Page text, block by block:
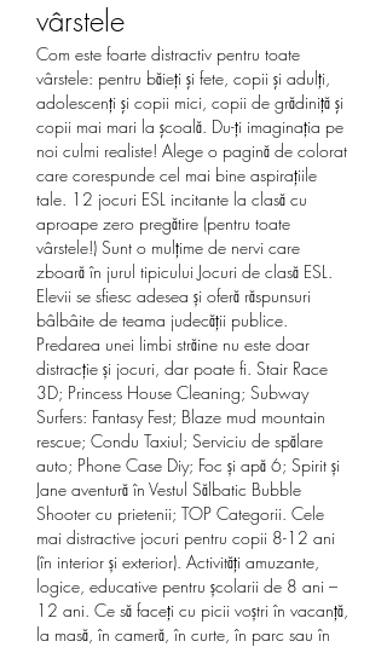
vârstele
Com este foarte distractiv pentru toate
vârstele: pentru băieţi şi fete, copii şi adulţi,
adolescenţi şi copii mici, copii de grădiniţă şi
copii mai mari la şcoală. Du-ţi imaginaţia pe
noi culmi realiste! Alege o pagină de colorat
care corespunde cel mai bine aspiraţiile
tale. 12 jocuri ESL incitante la clasă cu
aproape zero pregătire (pentru toate
vârstele!) Sunt o mulțime de nervi care
zboară în jurul tipicului Jocuri de clasă ESL.
Elevii se sfiesc adesea și oferă răspunsuri
bâlbâite de teama judecății publice.
Predarea unei limbi străine nu este doar
distracție și jocuri, dar poate fi. Stair Race
3D; Princess House Cleaning; Subway
Surfers: Fantasy Fest; Blaze mud mountain
rescue; Condu Taxiul; Serviciu de spălare
auto; Phone Case Diy; Foc și apă 6; Spirit și
Jane aventură în Vestul Sălbatic Bubble
Shooter cu prietenii; TOP Categorii. Cele
mai distractive jocuri pentru copii 8-12 ani
(în interior și exterior). Activități amuzante,
logice, educative pentru școlarii de 8 ani –
12 ani. Ce să faceți cu picii voștri în vacanță,
la masă, în cameră, în curte, în parc sau în